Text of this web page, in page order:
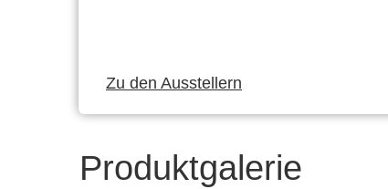
Zu den Ausstellern
Produktgalerie